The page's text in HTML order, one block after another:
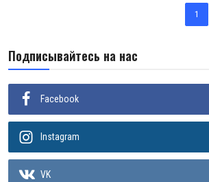
1
Подписывайтесь на нас
Facebook
Instagram
VK